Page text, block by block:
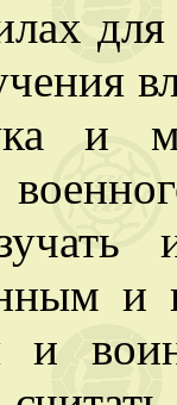
и
и
и